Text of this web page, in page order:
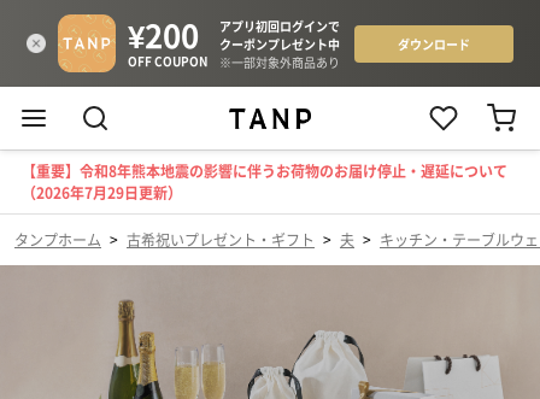
【重要】令和8年熊本地震の影響に伴うお荷物のお届け停止・遅延について
（2026年7月29日更新）
タンプホーム > 古希祝いプレゼント・ギフト > 夫 > キッチン・テーブルウ